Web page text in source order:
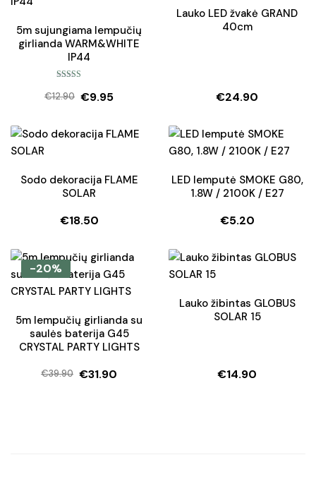
5m sujungiama lempučių
girlianda WARM&WHITE
IP44
5.00 iš 5
€12.90
Original
was:
€9.95
Current
is:
Lauko LED žvakė GRAND
40cm
€24.90
Sodo dekoracija FLAME
SOLAR
€18.50
LED lemputė SMOKE G80,
1.8W / 2100K / E27
€5.20
-20%
5m lempučių girlianda su
saulės baterija G45
CRYSTAL PARTY LIGHTS
€39.90
Original
€31.90
Current
Lauko žibintas GLOBUS
SOLAR 15
€14.90